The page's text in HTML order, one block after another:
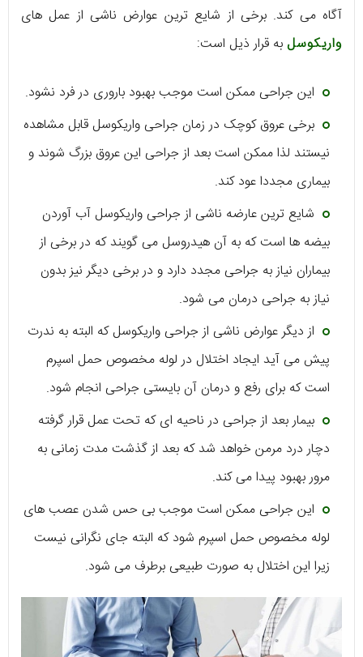
آگاه می کند. برخی از شایع ترین عوارض ناشی از عمل های
واریکوسل به قرار ذیل است:
این جراحی ممکن است موجب بهبود باروری در فرد نشود.
برخی عروق کوچک در زمان جراحی واریکوسل قابل مشاهده
نیستند لذا ممکن است بعد از جراحی این عروق بزرگ شوند و
بیماری مجددا عود کند.
شایع ترین عارضه ناشی از جراحی واریکوسل آب آوردن
بیضه ها است که به آن هیدروسل می گویند که در برخی از
بیماران نیاز به جراحی مجدد دارد و در برخی دیگر نیز بدون
نیاز به جراحی درمان می شود.
از دیگر عوارض ناشی از جراحی واریکوسل که البته به ندرت
پیش می آید ایجاد اختلال در لوله مخصوص حمل اسپرم
است که برای رفع و درمان آن بایستی جراحی انجام شود.
بیمار بعد از جراحی در ناحیه ای که تحت عمل قرار گرفته
دچار درد مرمن خواهد شد که بعد از گذشت مدت زمانی به
مرور بهبود پیدا می کند.
این جراحی ممکن است موجب بی حس شدن عصب های
لوله مخصوص حمل اسپرم شود که البته جای نگرانی نیست
زیرا این اختلال به صورت طبیعی برطرف می شود.